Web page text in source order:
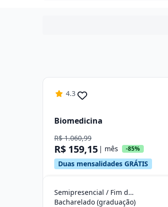
4.3
Biomedicina
R$ 1.060,99
R$ 159,15 | mês -85%
Duas mensalidades GRÁTIS
Semipresencial / Fim de Semana
Bacharelado (graduação)